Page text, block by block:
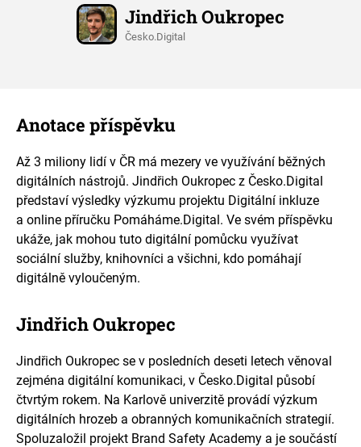
Jindřich Oukropec
Česko.Digital
Anotace příspěvku
Až 3 miliony lidí v ČR má mezery ve využívání běžných
digitálních nástrojů. Jindřich Oukropec z Česko.Digital
představí výsledky výzkumu projektu Digitální inkluze
a online příručku Pomáháme.Digital. Ve svém příspěvku
ukáže, jak mohou tuto digitální pomůcku využívat
sociální služby, knihovníci a všichni, kdo pomáhají
digitálně vyloučeným.
Jindřich Oukropec
Jindřich Oukropec se v posledních deseti letech věnoval
zejména digitální komunikaci, v Česko.Digital působí
čtvrtým rokem. Na Karlově univerzitě provádí výzkum
digitálních hrozeb a obranných komunikačních strategií.
Spoluzaložil projekt Brand Safety Academy a je součástí